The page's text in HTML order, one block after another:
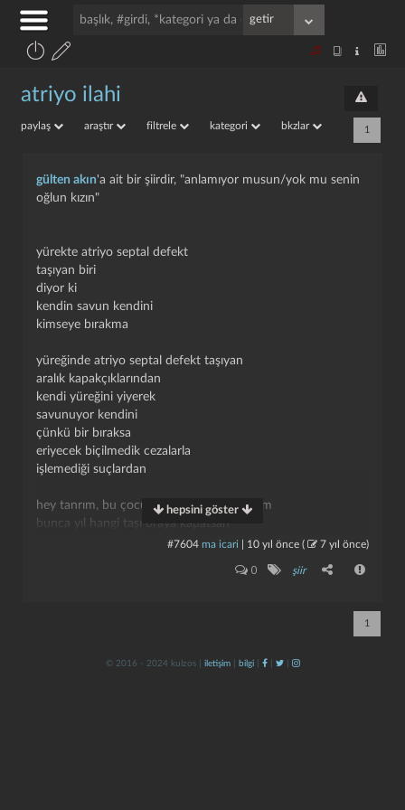
atriyo ilahi
paylaş araştır filtrele kategori bkzlar 1
gülten akın'a ait bir şiirdir, "anlamıyor musun/yok mu senin
oğlun kızın"
yürekte atriyo septal defekt
taşıyan biri
diyor ki
kendin savun kendini
kimseye bırakma
yüreğinde atriyo septal defekt taşıyan
aralık kapakçıklarından
kendi yüreğini yiyerek
savunuyor kendini
çünkü bir bıraksa
eriyecek biçilmedik cezalarla
işlemediği suçlardan
hey tanrım, bu çocuklar çocuklarımız bizim
bunca yıl hangi taşı oraya kapatsan
anlamıyor musun
hepsini göster
#7604 ma icari 10 yıl önce ( 7 yıl önce)
0 şiir
1
kapat kaydet
© 2016 - 2024 kulzos | iletişim| bilgi| | |